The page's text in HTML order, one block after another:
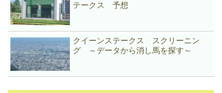
テークス 予想
クイーンステークス スクリーニン
グ ～データから消し馬を探す～